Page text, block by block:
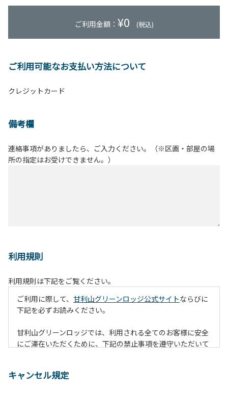
ご利用金額： ¥0 (税込)
ご利用可能なお支払い方法について
クレジットカード
備考欄
連絡事項がありましたら、ご入力ください。（※区画・部屋の場
所の指定はお受けできません。）
利用規則
利用規則は下記をご覧ください。
ご利用に際して、 甘利山グリーンロッジ公式サイトならびに
下記を必ずお読みください。
甘利山グリーンロッジでは、利用される全てのお客様に安全
にご滞在いただくために、下記の禁止事項を遵守いただいて
キャンセル規定